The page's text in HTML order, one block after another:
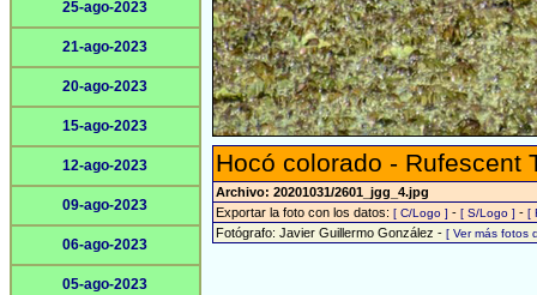
25-ago-2023
21-ago-2023
20-ago-2023
15-ago-2023
12-ago-2023
09-ago-2023
06-ago-2023
05-ago-2023
Hocó colorado - Rufescent
Archivo: 20201031/2601_jgg_4.jpg
Exportar la foto con los datos: [ C/Logo ] - [ S/Logo ] - [
Fotógrafo: Javier Guillermo González - [ Ver más fotos